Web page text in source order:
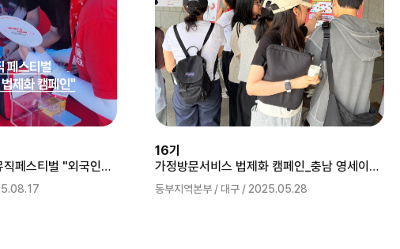
2025 JUMF 얼티밋뮤직페스티벌 "외국인아동 출생등록 법제화" 캠페인
16기
가정방문서비스 법제화 캠페인_충남 영세이버 호서대
동부지역본부 / 대구 / 2025.05.28